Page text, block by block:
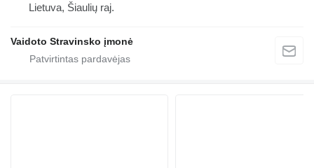
Lietuva, Šiaulių raj.
Vaidoto Stravinsko įmonė